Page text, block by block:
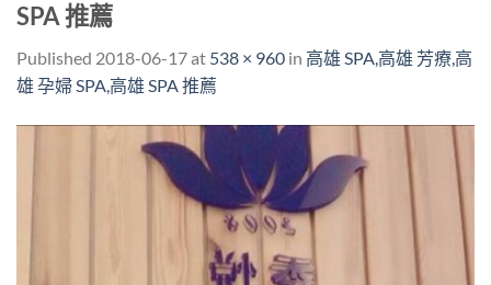
SPA 推薦
Published 2018-06-17at 538 × 960 in 高雄 SPA,高雄 芳療,高
雄 孕婦 SPA,高雄 SPA 推薦